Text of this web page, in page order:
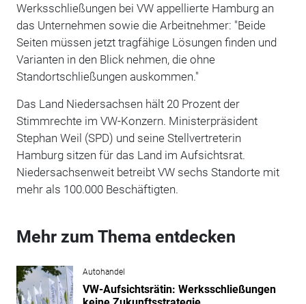
Werksschließungen bei VW appellierte Hamburg an
das Unternehmen sowie die Arbeitnehmer: "Beide
Seiten müssen jetzt tragfähige Lösungen finden und
Varianten in den Blick nehmen, die ohne
Standortschließungen auskommen."
Das Land Niedersachsen hält 20 Prozent der
Stimmrechte im VW-Konzern. Ministerpräsident
Stephan Weil (SPD) und seine Stellvertreterin
Hamburg sitzen für das Land im Aufsichtsrat.
Niedersachsenweit betreibt VW sechs Standorte mit
mehr als 100.000 Beschäftigten.
Mehr zum Thema entdecken
Autohandel
VW-Aufsichtsrätin: Werksschließungen